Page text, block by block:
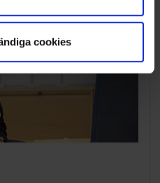
cookies